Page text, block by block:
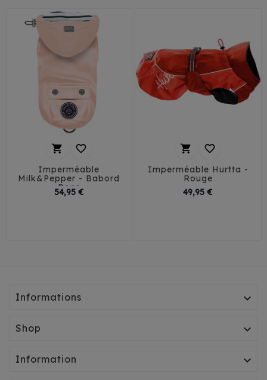
 
Imperméable
Milk&Pepper - Babord
Rose
54,95 €Prix
 
Imperméable Hurtta -
Rouge
49,95 €
Informations 
Shop 
Information 